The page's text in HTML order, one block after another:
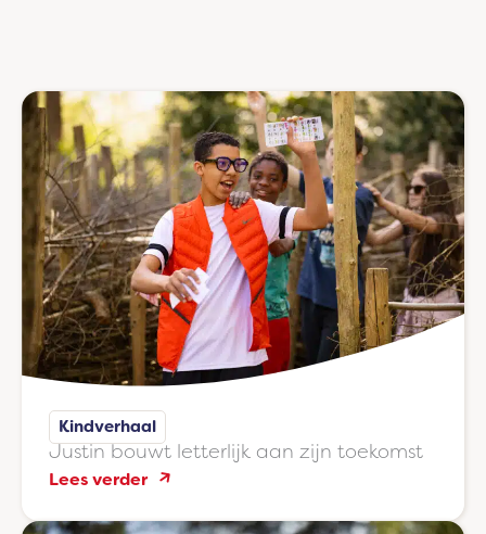
Kindverhaal
Justin bouwt letterlijk aan zijn toekomst
Lees verder: